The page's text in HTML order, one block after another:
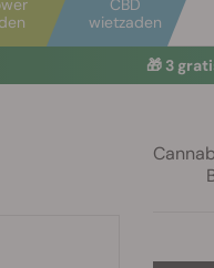
CBD
wietzaden
🎁 3